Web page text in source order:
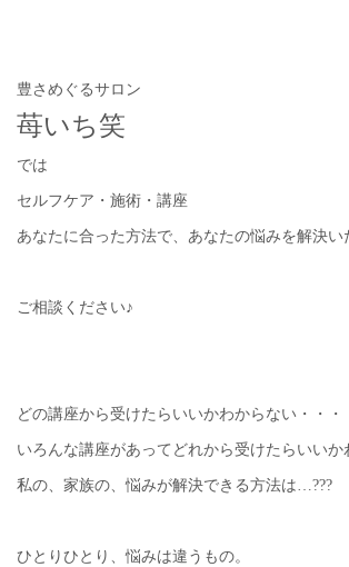
豊さめぐるサロン
苺いち笑
では
セルフケア・施術・講座
あなたに合った方法で、あなたの悩みを解決い
ご相談ください♪
どの講座から受けたらいいかわからない・・・
いろんな講座があってどれから受けたらいい
私の、家族の、悩みが解決できる方法は…???
ひとりひとり、悩みは違うもの。